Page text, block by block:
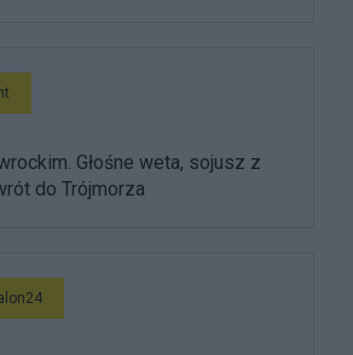
Głośne weta, sojusz z
do Trójmorza